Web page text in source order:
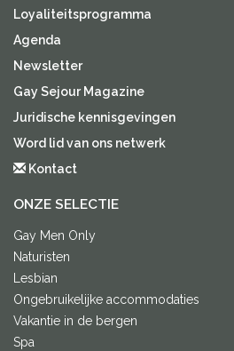
Loyaliteitsprogramma
Agenda
Newsletter
Gay Sejour Magazine
Juridische kennisgevingen
Word lid van ons netwerk
Kontact
ONZE SELECTIE
Gay Men Only
Naturisten
Lesbian
Ongebruikelijke accommodaties
Vakantie in de bergen
Spa